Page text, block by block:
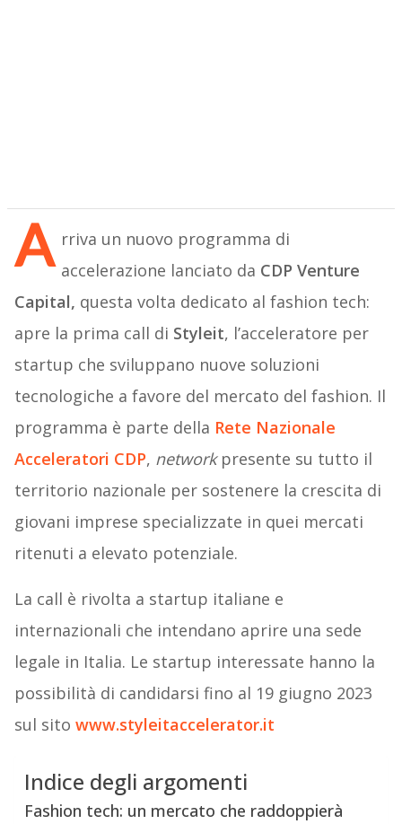
A rriva un nuovo programma di
accelerazione lanciato da CDP Venture
Capital, questa volta dedicato al fashion tech:
apre la prima call di Styleit, l’acceleratore per
startup che sviluppano nuove soluzioni
tecnologiche a favore del mercato del fashion. Il
programma è parte della Rete Nazionale
Acceleratori CDP, networkpresente su tutto il
territorio nazionale per sostenere la crescita di
giovani imprese specializzate in quei mercati
ritenuti a elevato potenziale.
La call è rivolta a startup italiane e
internazionali che intendano aprire una sede
legale in Italia. Le startup interessate hanno la
possibilità di candidarsi fino al 19 giugno 2023
sul sito www.styleitaccelerator.it
Indice degli argomenti
Fashion tech: un mercato che raddoppierà